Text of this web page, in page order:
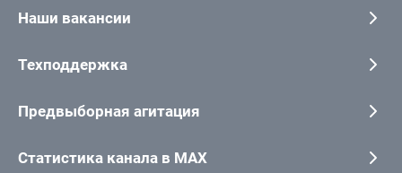
Наши вакансии
Техподдержка
Предвыборная агитация
Статистика канала в MAX